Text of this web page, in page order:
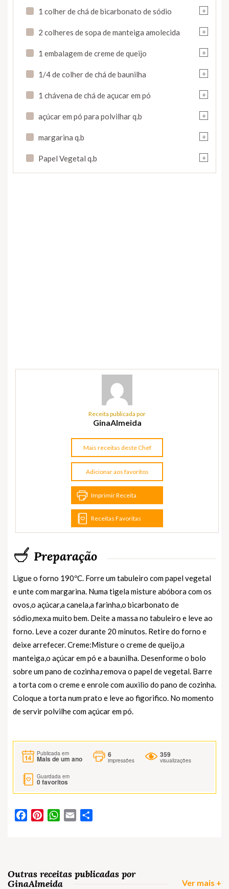
+
1 colher de chá de bicarbonato de sódio
+
2 colheres de sopa de manteiga amolecida
+
1 embalagem de creme de queijo
+
1/4 de colher de chá de baunilha
+
1 chávena de chá de açucar em pó
+
açúcar em pó para polvilhar q.b
+
margarina q.b
+
Papel Vegetal q.b
Receita publicada por
GinaAlmeida
Mais receitas deste Chef
Adicionar aos favoritos
Imprimir Receita
Receitas Favoritas
Preparação
Ligue o forno 190ºC. Forre um tabuleiro com papel vegetal
e unte com margarina. Numa tigela misture abóbora com os
ovos,o açúcar,a canela,a farinha,o bicarbonato de
sódio,mexa muito bem. Deite a massa no tabuleiro e leve ao
forno. Leve a cozer durante 20 minutos. Retire do forno e
deixe arrefecer. Creme:Misture o creme de queijo,a
manteiga,o açúcar em pó e a baunilha. Desenforme o bolo
sobre um pano de cozinha,remova o papel de vegetal. Barre
a torta com o creme e enrole com auxilio do pano de cozinha.
Coloque a torta num prato e leve ao figorifico. No momento
de servir polvilhe com açúcar em pó.
Publicada em
Mais de um ano
6
impressões
359
visualizações
Guardada em
0favoritos
FacebookPinterestWhatsApp
Email
Outras receitas publicadas por
GinaAlmeida
Ver mais +